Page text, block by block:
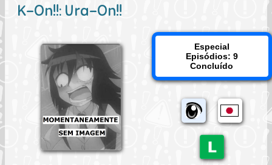
K-On!!: Ura-On!!
Especial
Episódios: 9
Concluído